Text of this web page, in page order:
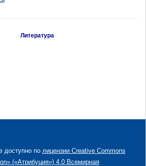
Литература
доступно по лицензии Creative Commons
(«Атрибуция») 4.0 Всемирная